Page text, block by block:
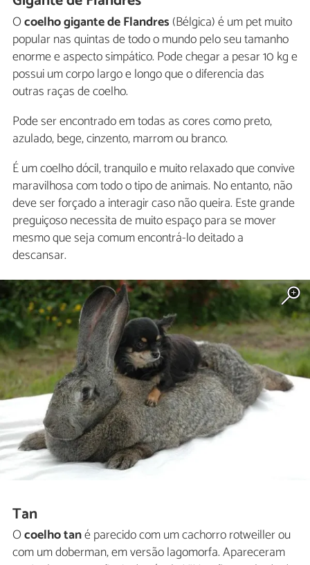
Ocoelho gigante de Flandres (Bélgica) é um pet muito
popular nas quintas de todo o mundo pelo seu tamanho
enorme e aspecto simpático. Pode chegar a pesar 10 kg e
possui um corpo largo e longo que o diferencia das
outras raças de coelho.
Pode ser encontrado em todas as cores como preto,
azulado, bege, cinzento, marrom ou branco.
É um coelho dócil, tranquilo e muito relaxado que convive
maravilhosa com todo o tipo de animais. No entanto, não
deve ser forçado a interagir caso não queira. Este grande
preguiçoso necessita de muito espaço para se mover
mesmo que seja comum encontrá-lo deitado a
descansar.
Tan
Ocoelho tané parecido com um cachorro rotweiller ou
com um doberman, em versão lagomorfa. Apareceram